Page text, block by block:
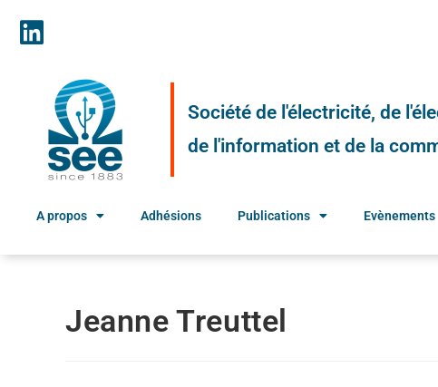
Société de l'électricité, de
de l'information et de la
A propos Adhésions Publications Evènements
Jeanne Treuttel